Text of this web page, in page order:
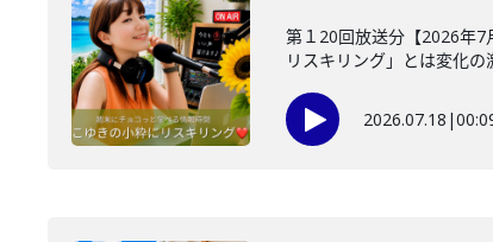
第１20回放送分【2026年7
リスキリング」とは変化の
2026.07.18 |